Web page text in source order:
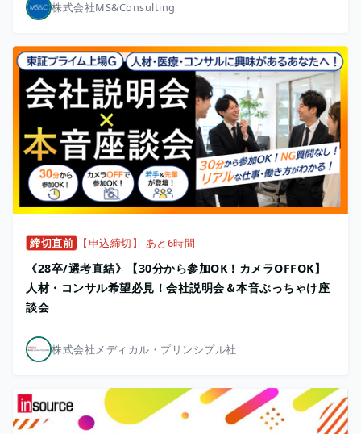
株式会社MS&Consulting
締切直前 【申込締切】 あと6時間
《28卒/選考直結》【30分から参加OK！カメラOFFOK】
人材・コンサル希望必見！会社説明会＆本音ぶっちゃけ座
談会
株式会社メディカル・プリンシプル社